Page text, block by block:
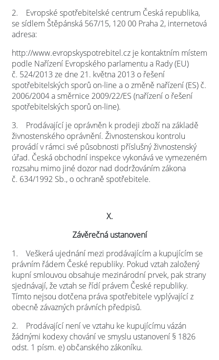
2. Evropské spotřebitelské centrum Česká republika,
se sídlem Štěpánská 567/15, 120 00 Praha 2, internetová
adresa:
http://www.evropskyspotrebitel.cz je kontaktním místem
podle Nařízení Evropského parlamentu a Rady (EU)
č. 524/2013 ze dne 21. května 2013 o řešení
spotřebitelských sporů on-line a o změně nařízení (ES) č.
2006/2004 a směrnice 2009/22/ES (nařízení o řešení
spotřebitelských sporů on-line).
3. Prodávající je oprávněn k prodeji zboží na základě
živnostenského oprávnění. Živnostenskou kontrolu
provádí v rámci své působnosti příslušný živnostenský
úřad. Česká obchodní inspekce vykonává ve vymezeném
rozsahu mimo jiné dozor nad dodržováním zákona
č. 634/1992 Sb., o ochraně spotřebitele.
X.
Závěrečná ustanovení
1. Veškerá ujednání mezi prodávajícím a kupujícím se
právním řádem České republiky. Pokud vztah založený
kupní smlouvou obsahuje mezinárodní prvek, pak strany
sjednávají, že vztah se řídí právem České republiky.
Tímto nejsou dotčena práva spotřebitele vyplývající z
obecně závazných právních předpisů.
2. Prodávající není ve vztahu ke kupujícímu vázán
žádnými kodexy chování ve smyslu ustanovení § 1826
odst. 1 písm. e) občanského zákoníku.